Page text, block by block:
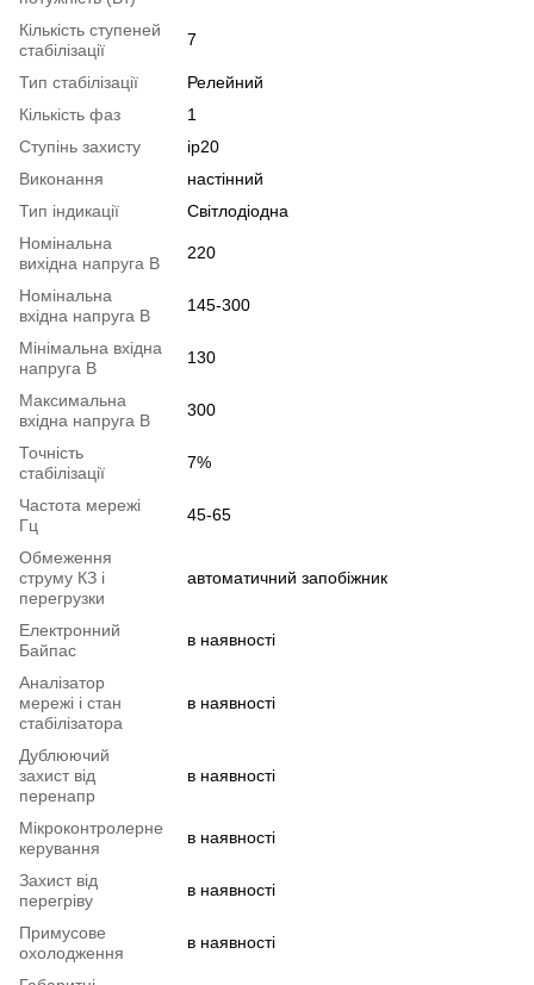
Кількість ступеней
стабілізації
7
Тип стабілізації
Релейний
Кількість фаз
1
Ступінь захисту
ip20
Виконання
настінний
Тип індикації
Світлодіодна
Номінальна
вихідна напруга В
220
Номінальна
вхідна напруга В
145-300
Мінімальна вхідна
напруга В
130
Максимальна
вхідна напруга В
300
Точність
стабілізації
7%
Частота мережі
Гц
45-65
Обмеження
струму КЗ і
перегрузки
автоматичний запобіжник
Електронний
Байпас
в наявності
Аналізатор
мережі і стан
стабілізатора
в наявності
Дублюючий
захист від
перенапр
в наявності
Мікроконтролерне
керування
в наявності
Захист від
перегріву
в наявності
Примусове
охолодження
в наявності